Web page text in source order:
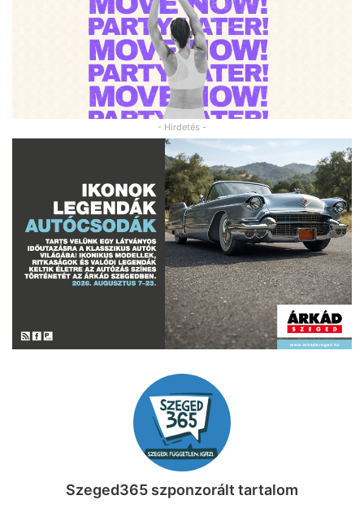
- Hirdetés -
Szeged365 szponzorált tartalom